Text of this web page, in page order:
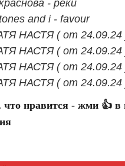
- реки
and i - favour
НАСТЯ ( от 24.09.24
НАСТЯ ( от 24.09.24
НАСТЯ ( от 24.09.24
НАСТЯ ( от 24.09.24
что нравится - жми 👍 в